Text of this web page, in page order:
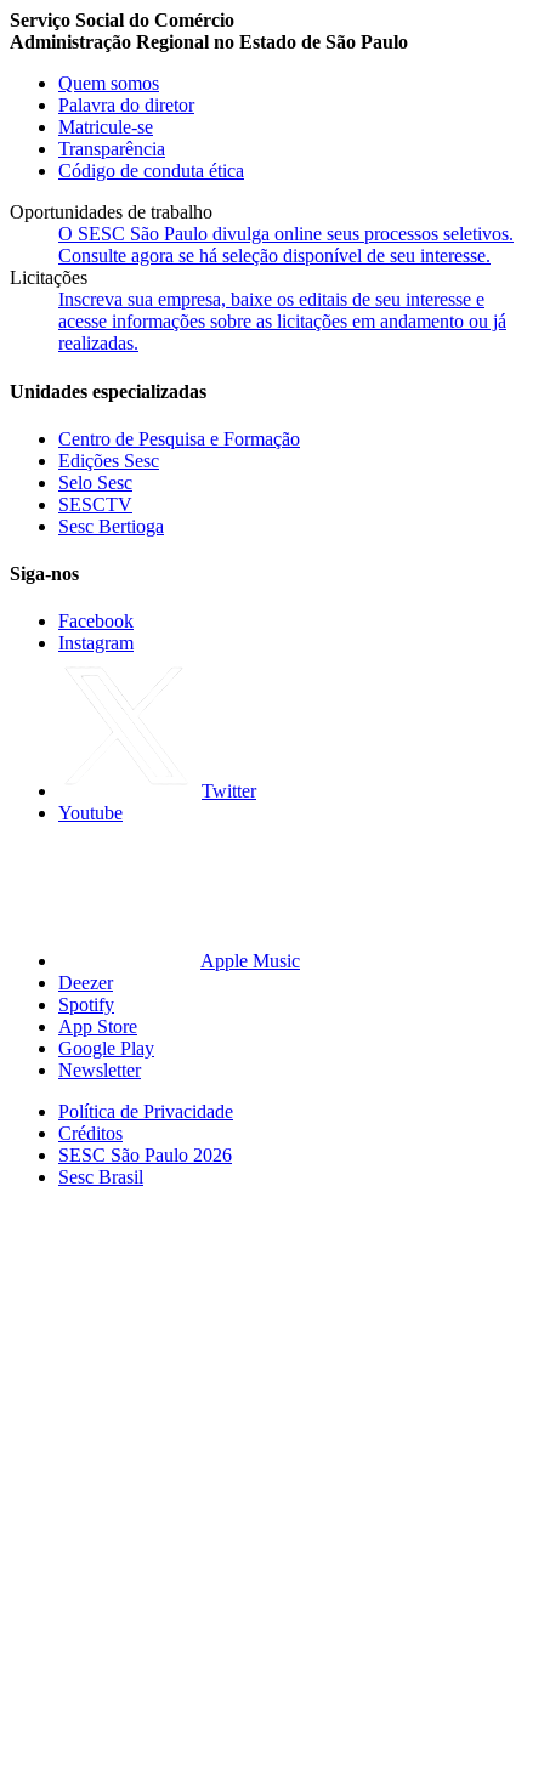
Serviço Social do Comércio
Administração Regional no Estado de São Paulo
Quem somos
Palavra do diretor
Matricule-se
Transparência
Código de conduta ética
Oportunidades de trabalho
O SESC São Paulo divulga online seus processos seletivos.
Consulte agora se há seleção disponível de seu interesse.
Licitações
Inscreva sua empresa, baixe os editais de seu interesse e
acesse informações sobre as licitações em andamento ou já
realizadas.
Unidades especializadas
Centro de Pesquisa e Formação
Edições Sesc
Selo Sesc
SESCTV
Sesc Bertioga
Siga-nos
Facebook
Instagram
Twitter
Youtube
Apple Music
Deezer
Spotify
App Store
Google Play
Newsletter
Política de Privacidade
Créditos
SESC São Paulo 2026
Sesc Brasil